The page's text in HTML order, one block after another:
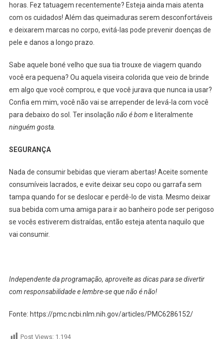
horas. Fez tatuagem recentemente? Esteja ainda mais atenta
com os cuidados! Além das queimaduras serem desconfortáveis
e deixarem marcas no corpo, evitá-las pode prevenir doenças de
pele e danos a longo prazo.
Sabe aquele boné velho que sua tia trouxe de viagem quando
você era pequena? Ou aquela viseira colorida que veio de brinde
em algo que você comprou, e que você jurava que nunca ia usar?
Confia em mim, você não vai se arrepender de levá-la com você
para debaixo do sol. Ter insolação não é bom e literalmente
ninguém gosta.
SEGURANÇA
Nada de consumir bebidas que vieram abertas! Aceite somente
consumíveis lacrados, e evite deixar seu copo ou garrafa sem
tampa quando for se deslocar e perdê-lo de vista. Mesmo deixar
sua bebida com uma amiga para ir ao banheiro pode ser perigoso
se vocês estiverem distraídas, então esteja atenta naquilo que
vai consumir.
Independente da programação, aproveite as dicas para se divertir
com responsabilidade e lembre-se que não é não!
Fonte: https://pmc.ncbi.nlm.nih.gov/articles/PMC6286152/
Post Views: 1.194